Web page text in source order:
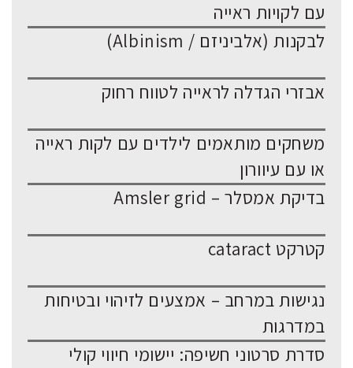
עם לקויות ראייה
לבקנות (אלביניזם / Albinism)
אבזרי הגדלה לראייה לטווח רחוק
משחקים מותאמים לילדים עם לקות ראייה
או עם עיוורון
בדיקת אמסלר – Amsler grid
קטרקט cataract
נגישות במרחב – אמצעים לזיהוי ובטיחות
במדרגות
סדרת סרטוני חשיפה: יישומי חיווי קולי